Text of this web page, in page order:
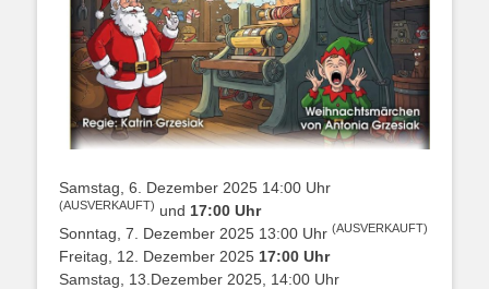
Samstag, 6. Dezember 2025 14:00 Uhr
(AUSVERKAUFT) und 17:00 Uhr
Sonntag, 7. Dezember 2025 13:00 Uhr (AUSVERKAUFT)
Freitag, 12. Dezember 2025 17:00 Uhr
Samstag, 13.Dezember 2025, 14:00 Uhr